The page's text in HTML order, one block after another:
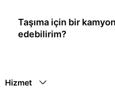
Taşıma için bir
edebilirim?
Hizmet